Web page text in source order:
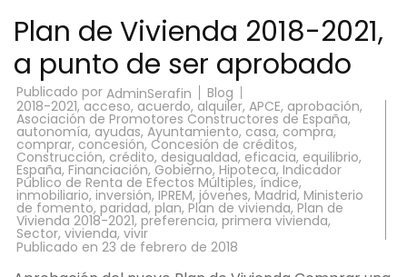
Plan de Vivienda 2018-2021,
a punto de ser aprobado
Publicado por AdminSerafin Blog
2018-2021,acceso, acuerdo, alquiler, APCE, aprobación,
Asociación de Promotores Constructores de España,
autonomía, ayudas, Ayuntamiento, casa, compra,
comprar, concesión, Concesión de créditos,
Construcción, crédito, desigualdad, eficacia, equilibrio,
España, Financiación, Gobierno, Hipoteca, Indicador
Público de Renta de Efectos Múltiples, índice,
inmobiliario, inversión, IPREM, jóvenes,Madrid, Ministerio
de fomento, paridad,plan, Plan de vivienda, Plan de
Vivienda 2018-2021, preferencia, primera vivienda,
Sector, vivienda, vivir
Publicado en 23 de febrero de 2018